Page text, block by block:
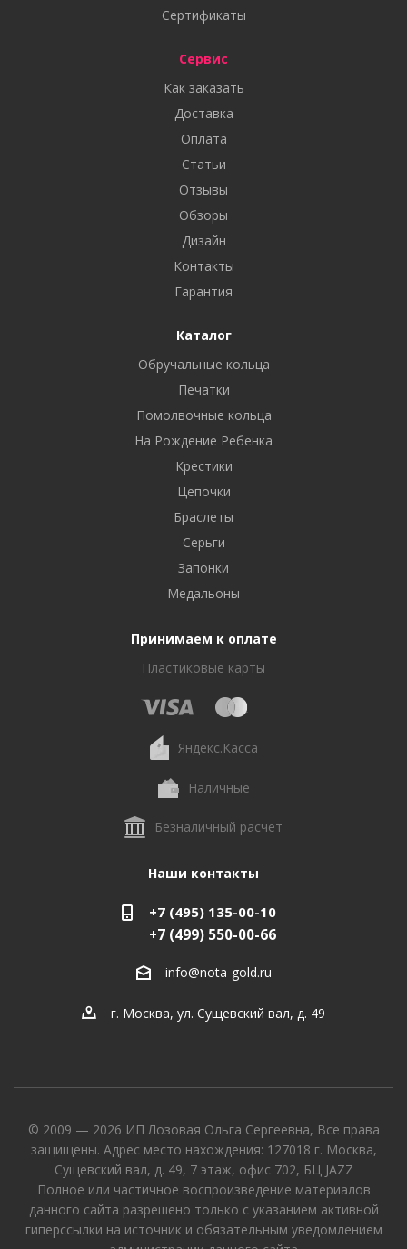
Сертификаты
Сервис
Как заказать
Доставка
Оплата
Статьи
Отзывы
Обзоры
Дизайн
Контакты
Гарантия
Каталог
Обручальные кольца
Печатки
Помолвочные кольца
На Рождение Ребенка
Крестики
Цепочки
Браслеты
Серьги
Запонки
Медальоны
Принимаем к оплате
Пластиковые карты
Яндекс.Касса
Наличные
Безналичный расчет
Наши контакты
+7 (495) 135-00-10
+7 (499) 550-00-66
info@nota-gold.ru
г. Москва, ул. Сущевский вал, д. 49
© 2009 — 2026 ИП Лозовая Ольга Сергеевна, Все права
защищены. Адрес место нахождения: 127018 г. Москва,
Сущевский вал, д. 49, 7 этаж, офис 702, БЦ JAZZ
Полное или частичное воспроизведение материалов
данного сайта разрешено только с указанием активной
гиперссылки на источник и обязательным уведомлением